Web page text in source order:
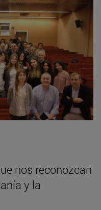
nos reconozcan
y la